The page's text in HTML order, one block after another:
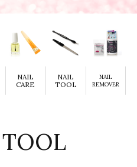
NAIL
CARE
NAIL
TOOL
NAIL
REMOVER